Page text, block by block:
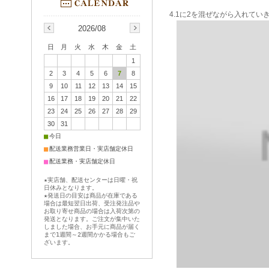
4.1に2を混ぜながら入れてい
2026/08
日 月 火 水 木 金
土
1
2
3 4 5 6 7
8
9
10 11 12 13 14
15
16
17 18 19 20 21
22
23
24 25 26 27 28
29
30
31
■今日
■配送業務営業日・実店舗定休日
■配送業務・実店舗定休日
★実店舗、配送センターは日曜・祝
日休みとなります。
★発送日の目安は商品が在庫である
場合は最短翌日出荷、受注発注品や
お取り寄せ商品の場合は入荷次第の
発送となります。ご注文が集中いた
しました場合、お手元に商品が届く
まで1週間～2週間かかる場合もご
ざいます。